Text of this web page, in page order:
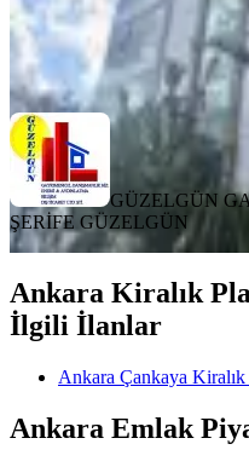
GÜZELGÜN
Ara
GÜZELGÜN
ŞERİFE GÜZELGÜN
Ankara Kiralık
İlgili İlanlar
Ankara Çankaya
Ankara Emlak